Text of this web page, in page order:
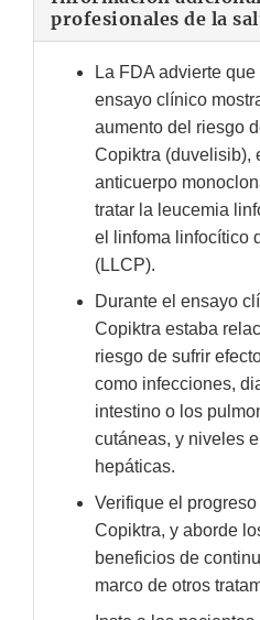
profesionales de la
La FDA advierte
ensayo clínico
aumento del riesgo
Copiktra (duvelisib),
anticuerpo
tratar la leucemia
el linfoma linfocítico
(LLCP).
Durante el ensayo
Copiktra estaba
riesgo de sufrir
como infecciones,
intestino o los
cutáneas, y niveles
hepáticas.
Verifique el
Copiktra, y aborde
beneficios de
marco de otros